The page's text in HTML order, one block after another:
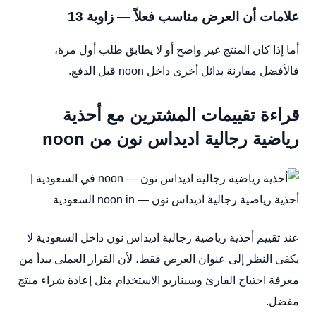
علامات أن العرض مناسب فعلاً — زاوية 13
أما إذا كان المنتج غير واضح أو لا يطابق طلب أول مرة،
فالأفضل مقارنة بدائل أخرى داخل noon قبل الدفع.
قراءة تقييمات المشترين مع أحذية
رياضية رجالية اديداس نون من noon
عند تقييم أحذية رياضية رجالية اديداس نون داخل السعودية لا
يكفى النظر إلى عنوان العرض فقط، لأن القرار العملى يبدأ من
معرفة احتياج القارئ وسيناريو الاستخدام مثل إعادة شراء منتج
مفضل.